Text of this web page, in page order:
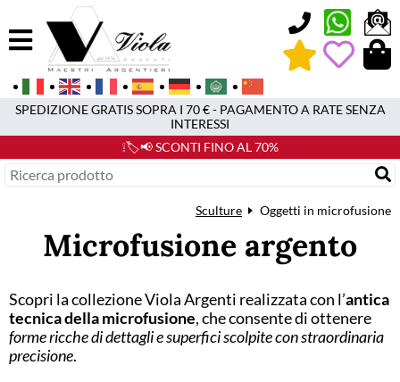
SPEDIZIONE GRATIS SOPRA I 70 € - PAGAMENTO A RATE SENZA
INTERESSI
❕🏷️📢 SCONTI FINO AL 70%
Sculture Oggetti in microfusione
Microfusione argento
Scopri la collezione Viola Argenti realizzata con l’antica
tecnica della microfusione, che consente di ottenere
forme ricche di dettagli e superfici scolpite con straordinaria
precisione.